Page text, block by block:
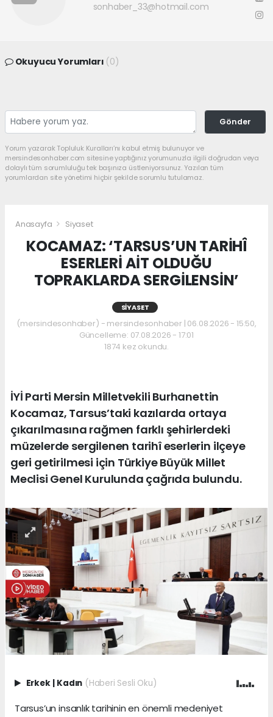
sonhaber_33@hotmail.com
Okuyucu Yorumları (0)
Gönder
Yorum yazarak Topluluk Kuralları’nı kabul etmiş bulunuyor ve
mersindesonhaber.com sitesine yaptığınız yorumunuzla ilgili doğrudan veya
dolaylı tüm sorumluluğu tek başınıza üstleniyorsunuz. Yazılan tüm
yorumlardan site yönetimi hiçbir şekilde sorumlu tutulamaz.
Anasayfa Siyaset
KOCAMAZ: ‘TARSUS’UN TARİHÎ
ESERLERİ AİT OLDUĞU
TOPRAKLARDA SERGİLENSİN’
SIYASET
(mersindesonhaber) - mersindesonhaber | 06.08.2026 - 15:50,
Güncelleme: 07.08.2026 - 17:01
1874 kez okundu.
İYİ Parti Mersin Milletvekili Burhanettin
Kocamaz, Tarsus’taki kazılarda ortaya
çıkarılmasına rağmen farklı şehirlerdeki
müzelerde sergilenen tarihî eserlerin ilçeye
geri getirilmesi için Türkiye Büyük Millet
Meclisi Genel Kurulunda çağrıda bulundu.
Erkek Kadın (Haberi Sesli Oku)
Tarsus’un insanlık tarihinin en önemli medeniyet